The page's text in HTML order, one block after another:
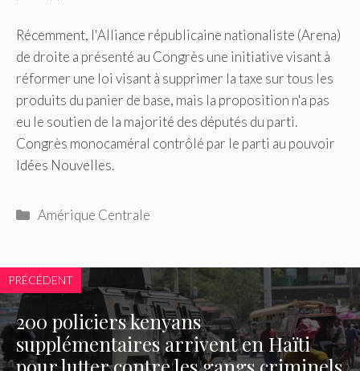
Récemment, l'Alliance républicaine nationaliste (Arena)
de droite a présenté au Congrès une initiative visant à
réformer une loi visant à supprimer la taxe sur tous les
produits du panier de base, mais la proposition n'a pas
eu le soutien de la majorité des députés du parti.
Congrès monocaméral contrôlé par le parti au pouvoir
Idées Nouvelles.
Catégories
Amérique Centrale
PRÉCÉDENT
200 policiers kenyans
supplémentaires arrivent en Haïti